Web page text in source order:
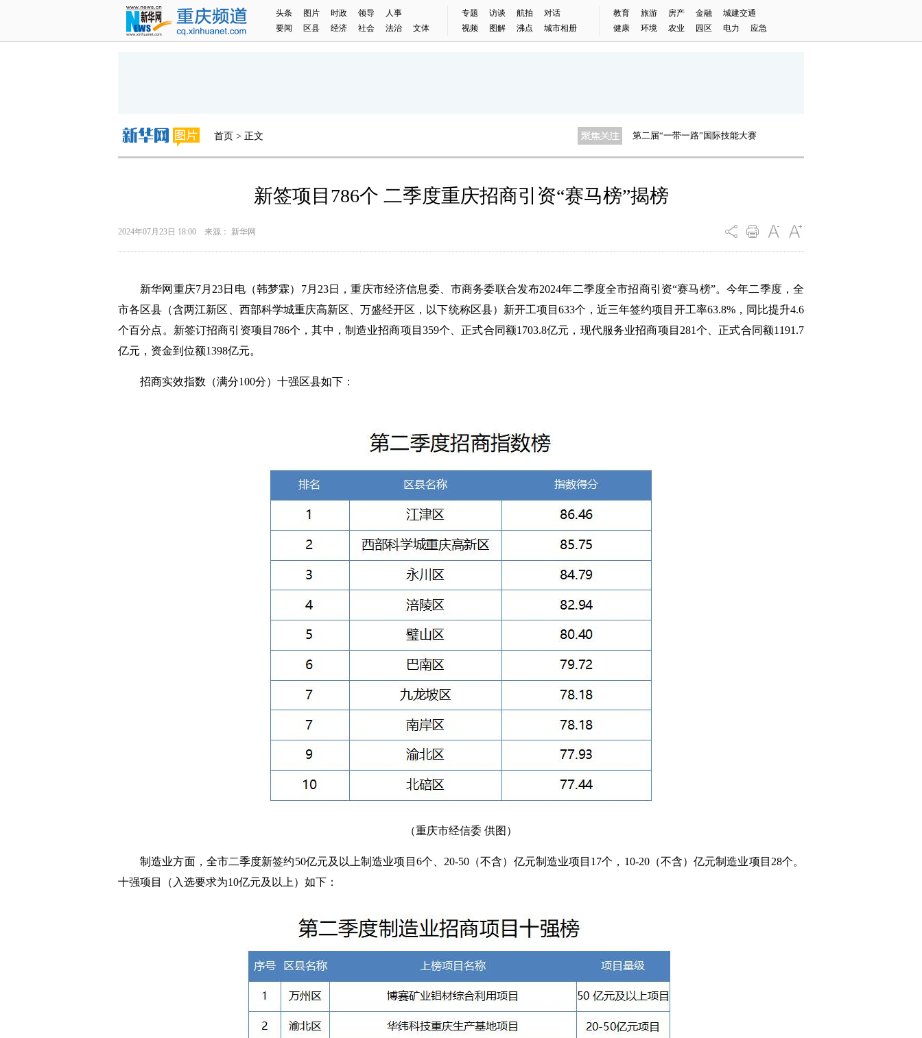
头条 图片 时政 领导
人事
要闻
区县 经济 社会 法治 文体
专题 访谈 航拍
对话
视频
图解 沸点 城市相册
教育 旅游 房产 金融
城建交通
健康
环境 农业 园区 电力 应急
首页 > 正文
AIGC带你看山河远阔 寻人间烟火
新签项目786个 二季度重庆招商引资“赛马榜”揭榜
2024年07月23日 18:00 来源： 新华网
新华网重庆7月23日电（韩梦霖）7月23日，重庆市经济信息委、市商务委联合发布2024年二季度全市招商引资“赛马榜”。今年二季度，全
市各区县（含两江新区、西部科学城重庆高新区、万盛经开区，以下统称区县）新开工项目633个，近三年签约项目开工率63.8%，同比提升4.6
个百分点。新签订招商引资项目786个，其中，制造业招商项目359个、正式合同额1703.8亿元，现代服务业招商项目281个、正式合同额1191.7
亿元，资金到位额1398亿元。
招商实效指数（满分100分）十强区县如下：
（重庆市经信委 供图）
制造业方面，全市二季度新签约50亿元及以上制造业项目6个、20-50（不含）亿元制造业项目17个，10-20（不含）亿元制造业项目28个。
十强项目（入选要求为10亿元及以上）如下：